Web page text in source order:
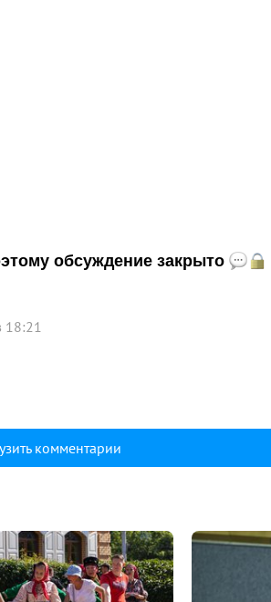
обсуждение закрыто
18:21
комментарии